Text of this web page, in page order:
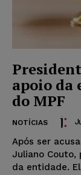
apoio da
do MPF
NOTÍCIAS
Após ser
Juliano Couto,
da entidade.